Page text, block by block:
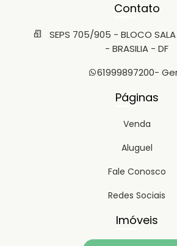
Contato
SEPS 705/905 - BLOCO
- BRASILIA - DF
61999897200-
Páginas
Venda
Aluguel
Fale Conosco
Redes Sociais
Imóveis